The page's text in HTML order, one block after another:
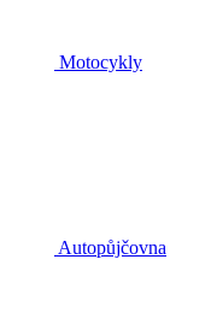
Motocykly
Autopůjčovna